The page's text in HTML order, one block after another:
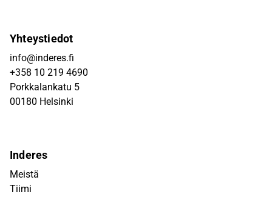
Yhteystiedot
info@inderes.fi
+358 10 219 4690
Porkkalankatu 5
00180 Helsinki
Inderes
Meistä
Tiimi